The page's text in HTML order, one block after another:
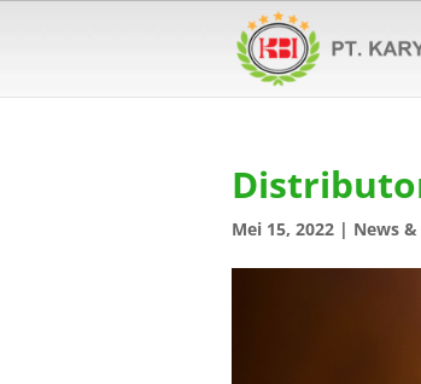
Mei 15, 2022 | News